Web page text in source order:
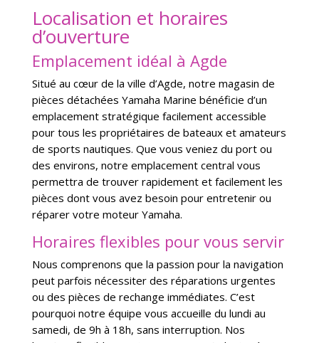
Localisation et horaires
d’ouverture
Emplacement idéal à Agde
Situé au cœur de la ville d’Agde, notre magasin de
pièces détachées Yamaha Marine bénéficie d’un
emplacement stratégique facilement accessible
pour tous les propriétaires de bateaux et amateurs
de sports nautiques. Que vous veniez du port ou
des environs, notre emplacement central vous
permettra de trouver rapidement et facilement les
pièces dont vous avez besoin pour entretenir ou
réparer votre moteur Yamaha.
Horaires flexibles pour vous servir
Nous comprenons que la passion pour la navigation
peut parfois nécessiter des réparations urgentes
ou des pièces de rechange immédiates. C’est
pourquoi notre équipe vous accueille du lundi au
samedi, de 9h à 18h, sans interruption. Nos